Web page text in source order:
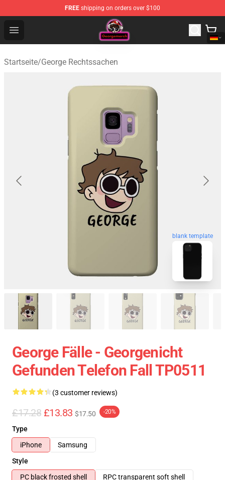
FREE shipping on orders over $100
Open menu
George Store - Official George Merchandise Shop
Startseite/George Rechtssachen
blank template
George Fälle - Georgenicht
Gefunden Telefon Fall TP0511
(3 customer reviews)
£17.28 £13.83 $17.50 -20%
Type
iPhone
Samsung
Style
PC black frosted shell
RPC transparent soft shell